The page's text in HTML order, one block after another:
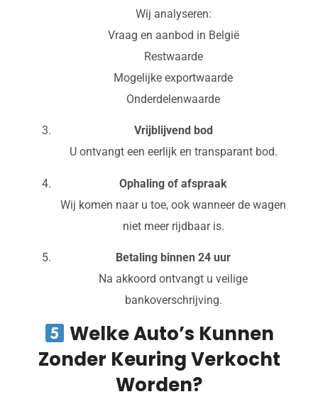
Wij analyseren:
Vraag en aanbod in België
Restwaarde
Mogelijke exportwaarde
Onderdelenwaarde
Vrijblijvend bod
U ontvangt een eerlijk en transparant bod.
Ophaling of afspraak
Wij komen naar u toe, ook wanneer de wagen
niet meer rijdbaar is.
Betaling binnen 24 uur
Na akkoord ontvangt u veilige
bankoverschrijving.
Welke Auto’s Kunnen
Zonder Keuring Verkocht
Worden?